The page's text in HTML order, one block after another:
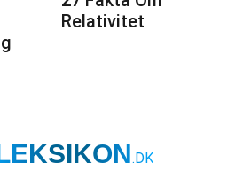
Relativitet
.DK